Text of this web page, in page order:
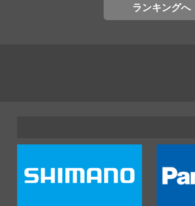
ランキングへ